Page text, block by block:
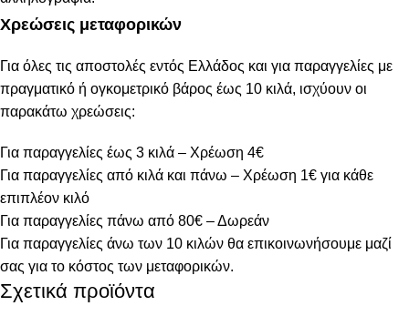
Χρεώσεις μεταφορικών
Για όλες τις αποστολές εντός Ελλάδος και για παραγγελίες με
πραγματικό ή ογκομετρικό βάρος έως 10 κιλά, ισχύουν οι
παρακάτω χρεώσεις:
Για παραγγελίες έως 3 κιλά – Χρέωση 4€
Για παραγγελίες από κιλά και πάνω – Χρέωση 1€ για κάθε
επιπλέον κιλό
Για παραγγελίες πάνω από 80€ – Δωρεάν
Για παραγγελίες άνω των 10 κιλών θα επικοινωνήσουμε μαζί
σας για το κόστος των μεταφορικών.
Σχετικά προϊόντα